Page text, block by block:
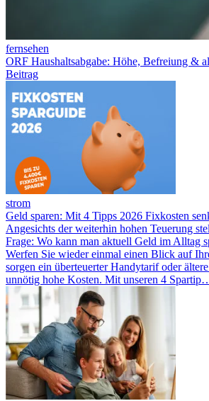
fernsehen
ORF Haushaltsabgabe: Höhe, Befreiung &
Beitrag
strom
Geld sparen: Mit 4 Tipps 2026 Fixkosten
Angesichts der weiterhin hohen Teuerung
Frage: Wo kann man aktuell Geld im Alltag
Werfen Sie wieder einmal einen Blick auf
sorgen ein überteuerter Handytarif oder
unnötig hohe Kosten. Mit unseren 4